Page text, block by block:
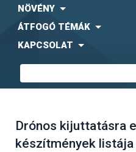
NÖVÉNY
ÁTFOGÓ TÉMÁK
KAPCSOLAT
Drónos kijuttatásra
készítmények listája